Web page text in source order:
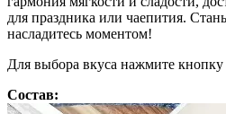
для праздника или чаепития.
насладитесь моментом!
Для выбора вкуса нажмите кнопку
Состав: